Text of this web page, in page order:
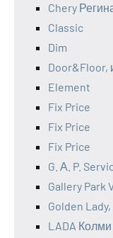
Chery
Classic
Dim
Door&Floor,
Element
Fix Price
Fix Price
Fix Price
G. А. P.
Gallery Park
Golden
LADA Колми